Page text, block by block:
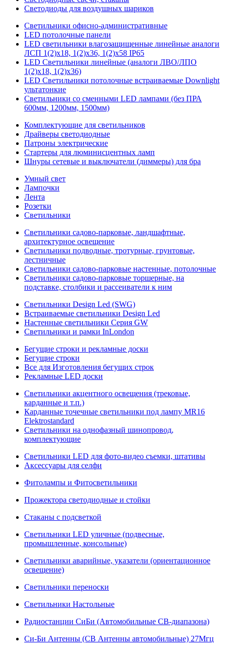
Светодиоды для воздушных шариков
Светильники офисно-административные
LED потолочные панели
LED светильники влагозащищенные линейные аналоги
ЛСП 1(2)х18, 1(2)х36, 1(2)х58 IP65
LED Светильники линейные (аналоги ЛВО/ЛПО
1(2)х18, 1(2)х36)
LED Светильники потолочные встраиваемые Downlight
ультатонкие
Светильники со сменными LED лампами (без ПРА
600мм, 1200мм, 1500мм)
Комплектующие для светильников
Драйверы светодиодные
Патроны электрические
Стартеры для люминисцентных ламп
Шнуры сетевые и выключатели (диммеры) для бра
Умный свет
Лампочки
Лента
Розетки
Светильники
Светильники садово-парковые, ландшафтные,
архитектурное освещение
Светильники подводные, тротурные, грунтовые,
лестничные
Светильники садово-парковые настенные, потолочные
Светильники садово-парковые торшерные, на
подставке, столбики и рассеиватели к ним
Светильники Design Led (SWG)
Встраиваемые светильники Design Led
Настенные светильники Серия GW
Светильники и рамки InLondon
Бегущие строки и рекламные доски
Бегущие строки
Все для Изготовления бегущих строк
Рекламные LED доски
Светильники акцентного освещения (трековые,
карданные и т.п.)
Карданные точечные светильники под лампу MR16
Elektrostandard
Светильники на однофазный шинопровод,
комплектующие
Светильники LED для фото-видео съемки, штативы
Аксессуары для селфи
Фитолампы и Фитосветильники
Прожектора светодиодные и стойки
Стаканы с подсветкой
Светильники LED уличные (подвесные,
промышленные, консольные)
Светильники аварийные, указатели (ориентационное
освещение)
Светильники переноски
Светильники Настольные
Радиостанции СиБи (Автомобильные СВ-диапазона)
Си-Би Антенны (СВ Антенны автомобильные) 27Мгц